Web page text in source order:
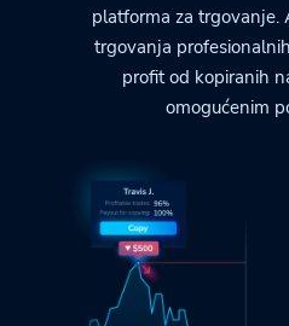
platforma za trgovanje.
trgovanja
profit od kopiranih
omogućenim